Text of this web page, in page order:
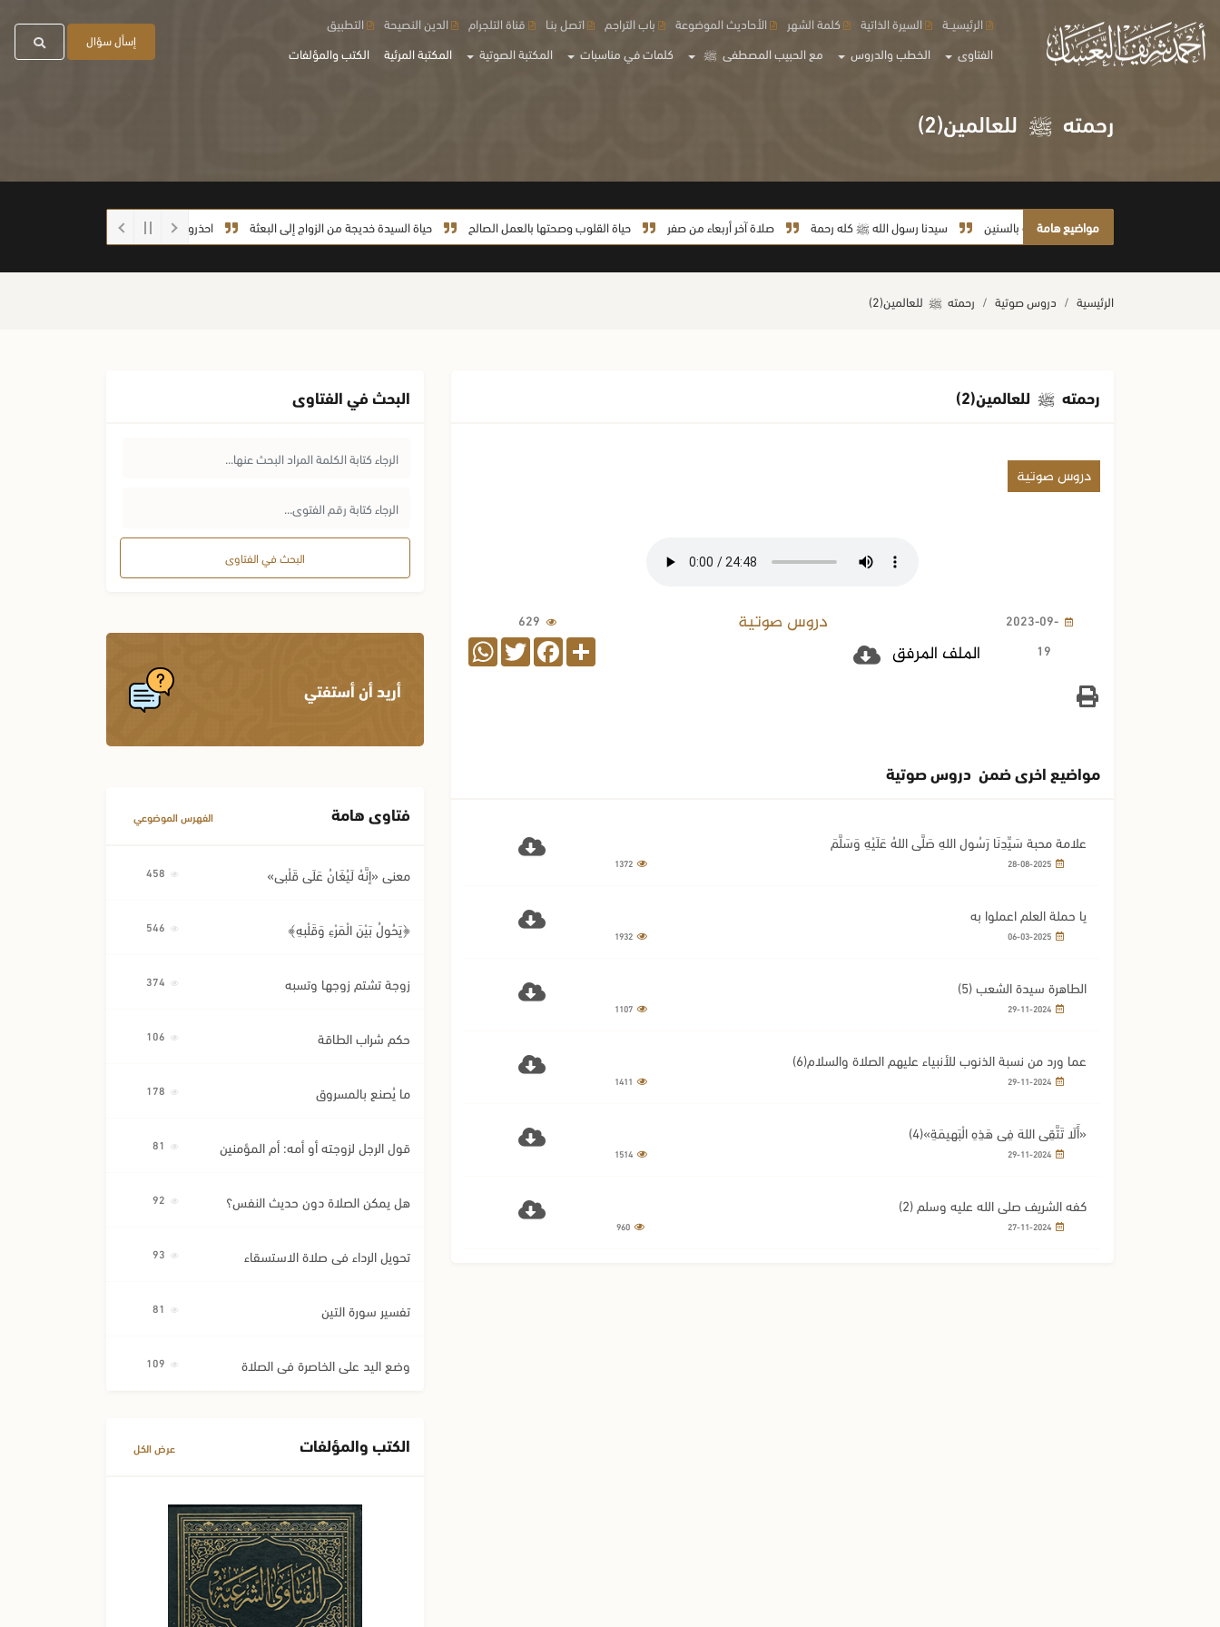
الفتاوى الخطب والدروس مع الحبيب المصطفى ﷺ كلمات في مناسبات المكتبة الصوتية المكتبة المرئية الكتب والمؤلفات
الرئيسيــة السيرة الذاتية كلمة الشهر الأحاديث الموضوعة باب التراجم اتصل بنـا قناة التلجرام الدين النصيحة التطبيق
إسأل سؤال
رحمته ﷺ للعالمين(2)
مواضيع هامة
لا يأخذ أمته بالسنين سيدنا رسول الله ﷺ كله رحمة صلاة آخر أربعاء من صفر حياة القلوب وصحتها بالعمل الصالح حياة السيدة خديجة من الزواج إلى البعثة احذروا الغش أيها الطلاب
الرئيسية دروس صوتية رحمته ﷺ للعالمين(2)
رحمته ﷺ للعالمين(2)
دروس صوتية
2023-09-
19
دروس صوتية 629
الملف المرفق Share
Facebook
Twitter
WhatsApp
مواضيع اخرى ضمن دروس صوتية
علامة محبة سَيِّدِنَا رَسُولِ اللهِ صَلَّى اللهُ عَلَيْهِ وَسَلَّمَ
1372
يا حملة العلم اعملوا به
1932
الطاهرة سيدة الشعب (5)
1107
عما ورد من نسبة الذنوب للأنبياء عليهم الصلاة والسلام(6)
«أَلَا تَتَّقِي اللهَ فِي هَذِهِ الْبَهِيمَةِ»(4)
1514
كفه الشريف صلى الله عليه وسلم (2)
البحث في الفتاوى
البحث في الفتاوى
أريد أن أستفتي
فتاوى هامة الفهرس الموضوعي
معنى «إِنَّهُ لَيُغَانُ عَلَى قَلْبِي»
﴿يَحُولُ بَيْنَ الْمَرْءِ وَقَلْبِهِ﴾
زوجة تشتم زوجها وتسبه
حكم شراب الطاقة
ما يُصنع بالمسروق
قول الرجل لزوجته أو أمه: أم المؤمنين
هل يمكن الصلاة دون حديث النفس؟
تحويل الرداء في صلاة الاستسقاء
تفسير سورة التين
وضع اليد على الخاصرة في الصلاة
الكتب والمؤلفات عرض الكل